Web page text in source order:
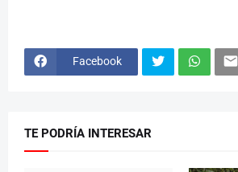
Facebook
TE PODRÍA INTERESAR